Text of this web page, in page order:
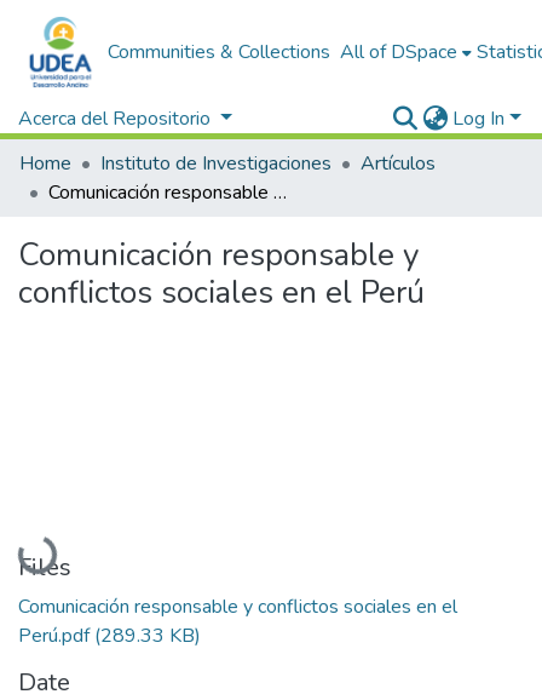
Communities & Collections All of DSpace
Acerca del Repositorio
Log In
Home
Instituto de Investigaciones
Artículos
Comunicación responsable y conflictos sociales en el Perú
Comunicación responsable y
conflictos sociales en el Perú
Loading...
Files
Comunicación responsable y conflictos sociales en el
Perú.pdf(289.33 KB)
Date